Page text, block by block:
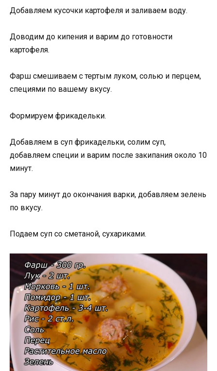
Добавляем кусочки картофеля и заливаем воду.
Доводим до кипения и варим до готовности
картофеля.
Фарш смешиваем с тертым луком, солью и перцем,
специями по вашему вкусу.
Формируем фрикадельки.
Добавляем в суп фрикадельки, солим суп,
добавляем специи и варим после закипания около 10
минут.
За пару минут до окончания варки, добавляем зелень
по вкусу.
Подаем суп со сметаной, сухариками.